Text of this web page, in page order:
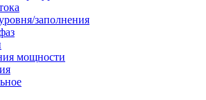
заполнения
мощности